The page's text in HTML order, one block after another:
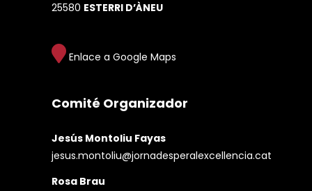
25580 ESTERRI D’ÀNEU
Enlace a Google Maps
Comité Organizador
Jesús Montoliu Fayas
jesus.montoliu@jornadesperalexcellencia.cat
Rosa Brau